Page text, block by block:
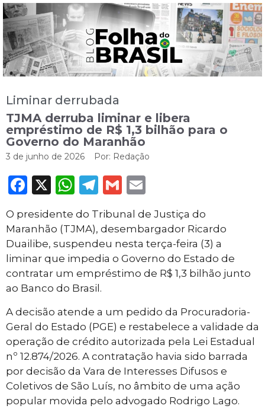
Liminar derrubada
TJMA derruba liminar e libera
empréstimo de R$ 1,3 bilhão para o
Governo do Maranhão
3 de junho de 2026 Por: Redação
Facebook
X WhatsApp
Telegram
Gmail
O presidente do Tribunal de Justiça do
Maranhão (TJMA), desembargador Ricardo
Duailibe, suspendeu nesta terça-feira (3) a
liminar que impedia o Governo do Estado de
contratar um empréstimo de R$ 1,3 bilhão junto
ao Banco do Brasil.
A decisão atende a um pedido da Procuradoria-
Geral do Estado (PGE) e restabelece a validade da
operação de crédito autorizada pela Lei Estadual
nº 12.874/2026. A contratação havia sido barrada
por decisão da Vara de Interesses Difusos e
Coletivos de São Luís, no âmbito de uma ação
popular movida pelo advogado Rodrigo Lago.